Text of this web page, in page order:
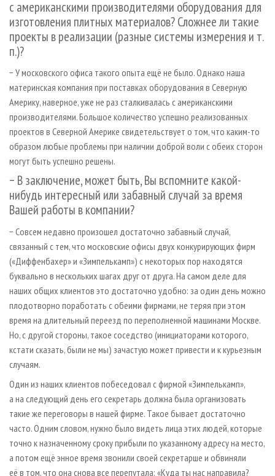
с американскими производителями оборудования для
изготовления плитных материалов? Сложнее ли такие
проекты в реализации (разные системы измерения и т.
п.)?
− У московского офиса такого опыта ещё не было. Однако наша
материнская компания при поставках оборудования в Северную
Америку, наверное, уже не раз сталкивалась с американскими
производителями. Большое количество успешно реализованных
проектов в Северной Америке свидетельствует о том, что каким-то
образом любые проблемы при наличии доброй воли с обеих сторон
могут быть успешно решены.
− В заключение, может быть, Вы вспомните какой-
нибудь интересный или забавный случай за время
Вашей работы в компании?
− Совсем недавно произошел достаточно забавный случай,
связанный с тем, что московские офисы двух конкурирующих фирм
(«Диффенбахер» и «Зимпелькамп») с некоторых пор находятся
буквально в нескольких шагах друг от друга. На самом деле для
наших общих клиентов это достаточно удобно: за один день можно
плодотворно поработать с обеими фирмами, не теряя при этом
время на длительный переезд по переполненной машинами Москве.
Но, с другой стороны, такое соседство (инициаторами которого,
кстати сказать, были не мы) зачастую может привести и к курьезным
случаям.
Один из наших клиентов побеседовал с фирмой «Зимпелькамп»,
а на следующий день его секретарь должна была организовать
такие же переговоры в нашей фирме. Такое бывает достаточно
часто. Одним словом, нужно было видеть лица этих людей, которые
точно к назначенному сроку прибыли по указанному адресу на место,
а потом ещё энное время звонили своей секретарше и обвиняли
её в том, что она снова все перепутала: «Куда ты нас направила?